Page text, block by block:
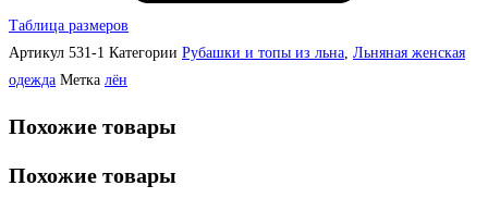
Таблица размеров
Артикул 531-1 Категории Рубашки и топы из льна Льняная женская
одежда Метка лён
Похожие товары
Похожие товары